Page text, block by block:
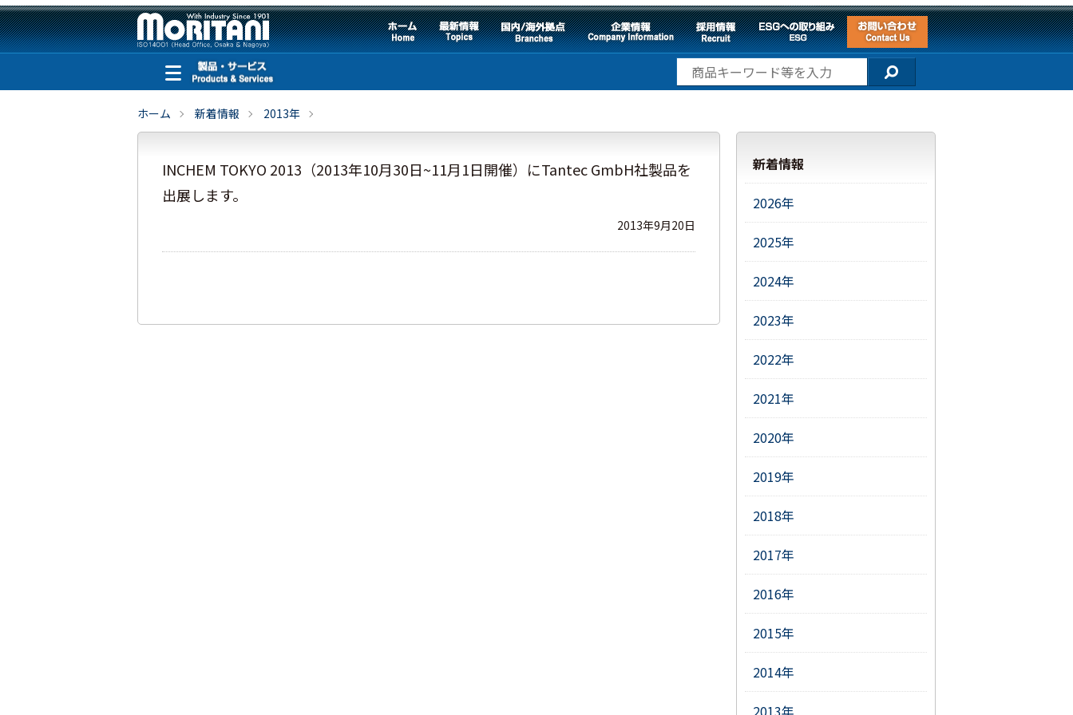
ホーム 新着情報 2013年
INCHEM TOKYO 2013（2013年10月30日~11月1日開催）にTantec GmbH社製品を
出展します。
2013年9月20日
新着情報
2026年
2025年
2024年
2023年
2022年
2021年
2020年
2019年
2018年
2017年
2016年
2015年
2014年
2013年